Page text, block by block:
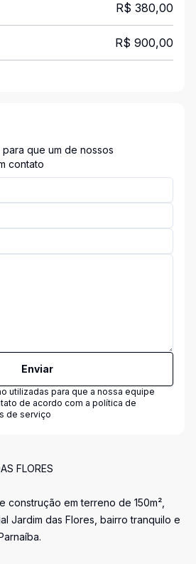
R$ 380,00
R$ 900,00
que um de nossos
contato
Enviar
utilizadas para que a nossa equipe
de acordo com a política de
de serviço
FLORES
construção em terreno de 150m²,
Jardim das Flores, bairro tranquilo e